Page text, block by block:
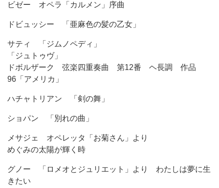
ビゼー オペラ「カルメン」序曲
ドビュッシー 「亜麻色の髪の乙女」
サティ 「ジムノペディ」
「ジュトゥヴ」
ドボルザーク 弦楽四重奏曲 第12番 ヘ長調 作品
96「アメリカ」
ハチャトリアン 「剣の舞」
ショパン 「別れの曲」
メサジェ オペレッタ「お菊さん」より
めぐみの太陽が輝く時
グノー 「ロメオとジュリエット」より わたしは夢に生
きたい